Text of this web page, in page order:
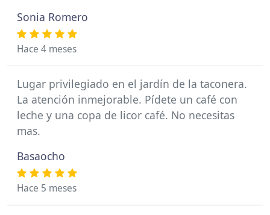
Sonia Romero
Hace 4 meses
Lugar privilegiado en el jardín de la taconera.
La atención inmejorable. Pídete un café con
leche y una copa de licor café. No necesitas
mas.
Basaocho
Hace 5 meses